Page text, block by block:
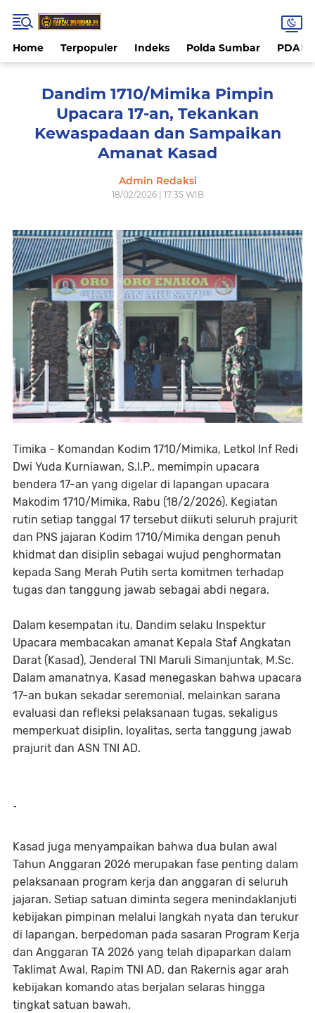
Home Terpopuler Indeks Polda Sumbar PDAM
Dandim 1710/Mimika Pimpin
Upacara 17-an, Tekankan
Kewaspadaan dan Sampaikan
Amanat Kasad
Admin Redaksi
18/02/2026 | 17:35 WIB
Timika - Komandan Kodim 1710/Mimika, Letkol Inf Redi
Dwi Yuda Kurniawan, S.I.P., memimpin upacara
bendera 17-an yang digelar di lapangan upacara
Makodim 1710/Mimika, Rabu (18/2/2026). Kegiatan
rutin setiap tanggal 17 tersebut diikuti seluruh prajurit
dan PNS jajaran Kodim 1710/Mimika dengan penuh
khidmat dan disiplin sebagai wujud penghormatan
kepada Sang Merah Putih serta komitmen terhadap
tugas dan tanggung jawab sebagai abdi negara.
Dalam kesempatan itu, Dandim selaku Inspektur
Upacara membacakan amanat Kepala Staf Angkatan
Darat (Kasad), Jenderal TNI Maruli Simanjuntak, M.Sc.
Dalam amanatnya, Kasad menegaskan bahwa upacara
17-an bukan sekadar seremonial, melainkan sarana
evaluasi dan refleksi pelaksanaan tugas, sekaligus
memperkuat disiplin, loyalitas, serta tanggung jawab
prajurit dan ASN TNI AD.
-
Kasad juga menyampaikan bahwa dua bulan awal
Tahun Anggaran 2026 merupakan fase penting dalam
pelaksanaan program kerja dan anggaran di seluruh
jajaran. Setiap satuan diminta segera menindaklanjuti
kebijakan pimpinan melalui langkah nyata dan terukur
di lapangan, berpedoman pada sasaran Program Kerja
dan Anggaran TA 2026 yang telah dipaparkan dalam
Taklimat Awal, Rapim TNI AD, dan Rakernis agar arah
kebijakan komando atas berjalan selaras hingga
tingkat satuan bawah.